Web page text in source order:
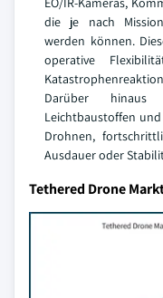
die je nach
werden können.
operative
Darüber hinaus
Leichtbaustoffen
Drohnen,
Ausdauer oder
Tethered Drone